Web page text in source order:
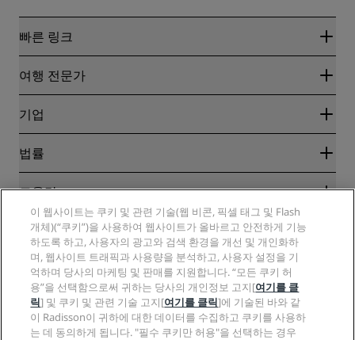
빠른 링크
Radisson Rewards
블로그
여행지
Radisson Hotels APP
Sports Approved 호텔
가족 친화적 호텔
건강 및 안전
여행 전문가
파트너
기업
Radisson Hotel Group
RHG 채용
EHL 채용
The Club by RHG
성장의 기회
책임감 있는 비즈니스
조달
법률
개인정보 고지
법적 고지
Radisson Rewards 이용 약관
사이트 사용 계약
디지털 접근성
현대판 노예제 선언문
도움말
소비자 경고
연락처
FAQ
사이트맵
소셜 미디어
Radisson Hotels 브랜드
이 웹사이트는 쿠키 및 관련 기술(웹 비콘, 픽셀 태그 및 Flash
개체)(“쿠키”)을 사용하여 웹사이트가 올바르고 안전하게 기능
하도록 하고, 사용자의 광고와 검색 환경을 개선 및 개인화하
며, 웹사이트 트래픽과 사용량을 분석하고, 사용자 설정을 기
억하며 당사의 마케팅 및 판매를 지원합니다. “모든 쿠키 허
용”을 선택함으로써 귀하는 당사의 개인정보 고지[여기를 클
릭] 및 쿠키 및 관련 기술 고지[여기를 클릭]에 기술된 바와 같
이 Radisson이 귀하에 대한 데이터를 수집하고 쿠키를 사용하
는 데 동의하게 됩니다. "필수 쿠키만 허용"을 선택하는 경우